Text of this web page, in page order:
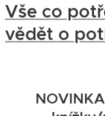
Vše co
vědět o